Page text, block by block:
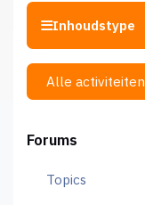
Inhoudstype
Alle activiteiten
Forums
Topics